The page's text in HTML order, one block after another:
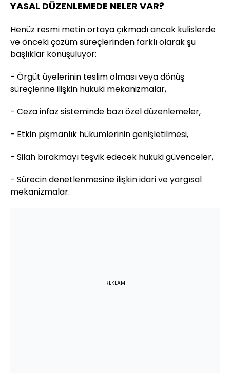
YASAL DÜZENLEMEDE NELER VAR?
Henüz resmi metin ortaya çıkmadı ancak kulislerde
ve önceki çözüm süreçlerinden farklı olarak şu
başlıklar konuşuluyor:
- Örgüt üyelerinin teslim olması veya dönüş
süreçlerine ilişkin hukuki mekanizmalar,
- Ceza infaz sisteminde bazı özel düzenlemeler,
- Etkin pişmanlık hükümlerinin genişletilmesi,
- Silah bırakmayı teşvik edecek hukuki güvenceler,
- Sürecin denetlenmesine ilişkin idari ve yargısal
mekanizmalar.
REKLAM